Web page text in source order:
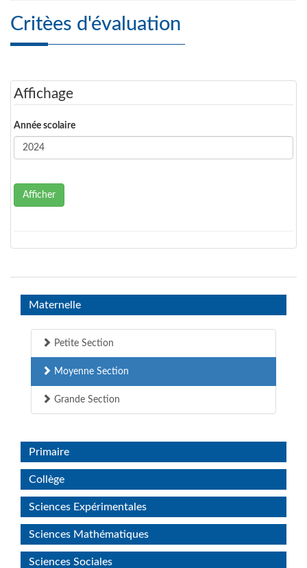
Critèes d'évaluation
Affichage
Année scolaire
Afficher
Maternelle
Petite Section
Moyenne Section
Grande Section
Primaire
Collège
Sciences Expérimentales
Sciences Mathématiques
Sciences Sociales